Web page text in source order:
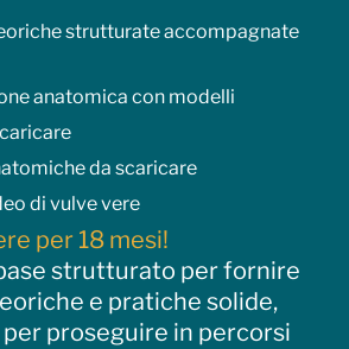
ano e sostegno degli organi
anatomiche e variabilità corporea
perineo nella vita quotidiana
e pressione addominale
muscolare
corporeo
strutturate accompagnate
anatomica con modelli
da scaricare
di vulve vere
per 18 mesi!
strutturato per fornire
e pratiche solide,
proseguire in percorsi